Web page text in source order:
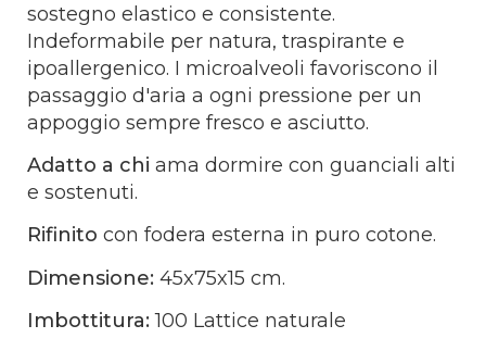
sostegno elastico e consistente.
Indeformabile per natura, traspirante e
ipoallergenico. I microalveoli favoriscono il
passaggio d'aria a ogni pressione per un
appoggio sempre fresco e asciutto.
Adatto a chi ama dormire con guanciali alti
e sostenuti.
Rifinito con fodera esterna in puro cotone.
Dimensione: 45x75x15 cm.
Imbottitura: 100 Lattice naturale